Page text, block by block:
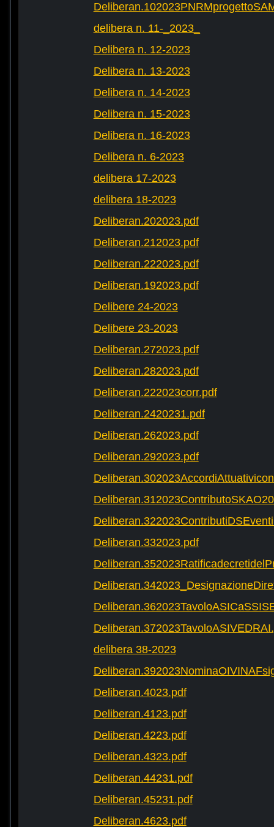
delibera n. 11-_2023_
Delibera n. 12-2023
Delibera n. 13-2023
Delibera n. 14-2023
Delibera n. 15-2023
Delibera n. 16-2023
Delibera n. 6-2023
delibera 17-2023
delibera 18-2023
Deliberan.202023.pdf
Deliberan.212023.pdf
Deliberan.222023.pdf
Deliberan.192023.pdf
Delibere 24-2023
Delibere 23-2023
Deliberan.272023.pdf
Deliberan.282023.pdf
Deliberan.222023corr.pdf
Deliberan.2420231.pdf
Deliberan.262023.pdf
Deliberan.292023.pdf
Deliberan.332023.pdf
delibera 38-2023
Deliberan.4023.pdf
Deliberan.4123.pdf
Deliberan.4223.pdf
Deliberan.4323.pdf
Deliberan.44231.pdf
Deliberan.45231.pdf
Deliberan.4623.pdf